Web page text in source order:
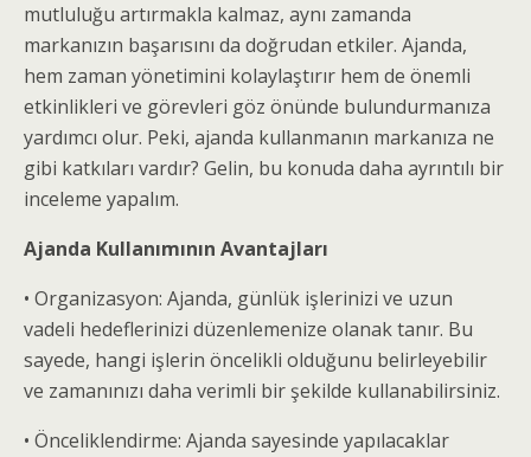
mutluluğu artırmakla kalmaz, aynı zamanda
markanızın başarısını da doğrudan etkiler. Ajanda,
hem zaman yönetimini kolaylaştırır hem de önemli
etkinlikleri ve görevleri göz önünde bulundurmanıza
yardımcı olur. Peki, ajanda kullanmanın markanıza ne
gibi katkıları vardır? Gelin, bu konuda daha ayrıntılı bir
inceleme yapalım.
Ajanda Kullanımının Avantajları
• Organizasyon: Ajanda, günlük işlerinizi ve uzun
vadeli hedeflerinizi düzenlemenize olanak tanır. Bu
sayede, hangi işlerin öncelikli olduğunu belirleyebilir
ve zamanınızı daha verimli bir şekilde kullanabilirsiniz.
• Önceliklendirme: Ajanda sayesinde yapılacaklar